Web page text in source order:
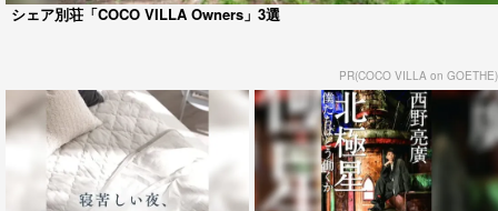
シェア別荘「COCO VILLA Owners」3選
PR(COCO VILLA on GOETHE)